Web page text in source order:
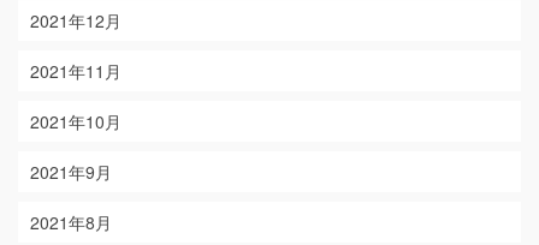
2021年12月
2021年11月
2021年10月
2021年9月
2021年8月